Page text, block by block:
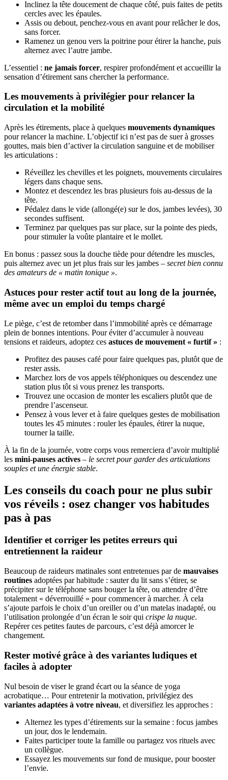
Inclinez la tête doucement de chaque côté, puis faites de petits
cercles avec les épaules.
Assis ou debout, penchez-vous en avant pour relâcher le dos,
sans forcer.
Ramenez un genou vers la poitrine pour étirer la hanche, puis
alternez avec l’autre jambe.
L’essentiel : ne jamais forcer, respirer profondément et accueillir la
sensation d’étirement sans chercher la performance.
Les mouvements à privilégier pour relancer la
circulation et la mobilité
Après les étirements, place à quelques mouvements dynamiques
pour relancer la machine. L’objectif ici n’est pas de suer à grosses
gouttes, mais bien d’activer la circulation sanguine et de mobiliser
les articulations :
Réveillez les chevilles et les poignets, mouvements circulaires
légers dans chaque sens.
Montez et descendez les bras plusieurs fois au-dessus de la
tête.
Pédalez dans le vide (allongé(e) sur le dos, jambes levées), 30
secondes suffisent.
Terminez par quelques pas sur place, sur la pointe des pieds,
pour stimuler la voûte plantaire et le mollet.
En bonus : passez sous la douche tiède pour détendre les muscles,
puis alternez avec un jet plus frais sur les jambes – secret bien connu
des amateurs de « matin tonique ».
Astuces pour rester actif tout au long de la journée,
même avec un emploi du temps chargé
Le piège, c’est de retomber dans l’immobilité après ce démarrage
plein de bonnes intentions. Pour éviter d’accumuler à nouveau
tensions et raideurs, adoptez ces astuces de mouvement « furtif » :
Profitez des pauses café pour faire quelques pas, plutôt que de
rester assis.
Marchez lors de vos appels téléphoniques ou descendez une
station plus tôt si vous prenez les transports.
Trouvez une occasion de monter les escaliers plutôt que de
prendre l’ascenseur.
Pensez à vous lever et à faire quelques gestes de mobilisation
toutes les 45 minutes : rouler les épaules, étirer la nuque,
tourner la taille.
À la fin de la journée, votre corps vous remerciera d’avoir multiplié
les mini-pauses actives – le secret pour garder des articulations
souples et une énergie stable.
Les conseils du coach pour ne plus subir
vos réveils : osez changer vos habitudes
pas à pas
Identifier et corriger les petites erreurs qui
entretiennent la raideur
Beaucoup de raideurs matinales sont entretenues par de mauvaises
routines adoptées par habitude : sauter du lit sans s’étirer, se
précipiter sur le téléphone sans bouger la tête, ou attendre d’être
totalement « déverrouillé » pour commencer à marcher. À cela
s’ajoute parfois le choix d’un oreiller ou d’un matelas inadapté, ou
l’utilisation prolongée d’un écran le soir qui crispe la nuque.
Repérer ces petites fautes de parcours, c’est déjà amorcer le
changement.
Rester motivé grâce à des variantes ludiques et
faciles à adopter
Nul besoin de viser le grand écart ou la séance de yoga
acrobatique… Pour entretenir la motivation, privilégiez des
variantes adaptées à votre niveau, et diversifiez les approches :
Alternez les types d’étirements sur la semaine : focus jambes
un jour, dos le lendemain.
Faites participer toute la famille ou partagez vos rituels avec
un collègue.
Essayez les mouvements sur fond de musique, pour booster
l’envie.